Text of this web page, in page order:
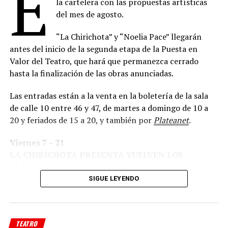
de mayor permanencia ininterrumpida en la historia del
teatro y uno de los títulos más emblemáticos de
Christie. Su fama trascendió generaciones gracias a una
trama que combina intriga, falsas pistas y un
desenlace que el público mantiene en secreto desde
hace más de siete décadas.
La historia transcurre en el hostal Monkswell, aislado
por una intensa nevada, donde un grupo de
desconocidos queda atrapado mientras un joven
podría estar vinculado con un asesinato ocurrido
instala entre los presentes y cada personaje comienza a
revelar aspectos ocultos de su pasado, mientras el
La puesta contará además con música original
del mes de agosto.
“La Chirichota” y “Noelia Pace” llegarán
antes del inicio de la segunda etapa de la Puesta en
Valor del Teatro, que hará que permanezca cerrado
hasta la finalización de las obras anunciadas.
Las entradas están a la venta en la boletería de la sala
de calle 10 entre 46 y 47, de martes a domingo de 10 a
20 y feriados de 15 a 20, y también porPlateanet.
Viernes 7 – 21
Humorístico /Apta + 14 años
SIGUE LEYENDO
TEATRO